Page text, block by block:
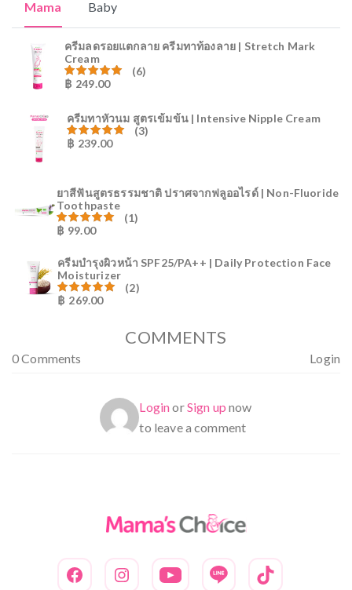
Mama Baby
ครีมลดรอยแตกลาย ครีมทาท้องลาย | Stretch Mark
Cream
ให้คะแนน
(6)
฿ 249.00
ครีมทาหัวนม สูตรเข้มข้น | Intensive Nipple Cream
ให้คะแนน
(3)
฿ 239.00
ยาสีฟันสูตรธรรมชาติ ปราศจากฟลูออไรด์ | Non-Fluoride
Toothpaste
ให้คะแนน
(1)
฿ 99.00
ครีมบำรุงผิวหน้า SPF25/PA++ | Daily Protection Face
Moisturizer
ให้คะแนน
(2)
฿ 269.00
COMMENTS
0 Comments Login
LoginorSign up now
to leave a comment